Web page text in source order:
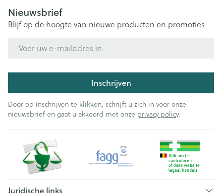
Nieuwsbrief
Blijf op de hoogte van nieuwe producten en promoties
Inschrijven
Door op inschrijven te klikken, schrijft u zich in voor onze
nieuwsbrief en gaat u akkoord met onze privacy policy.
Juridische links